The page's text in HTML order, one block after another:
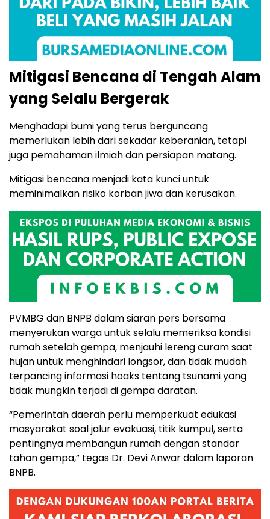
Mitigasi Bencana di Tengah Alam
yang Selalu Bergerak
Menghadapi bumi yang terus berguncang
memerlukan lebih dari sekadar keberanian, tetapi
juga pemahaman ilmiah dan persiapan matang.
Mitigasi bencana menjadi kata kunci untuk
meminimalkan risiko korban jiwa dan kerusakan.
PVMBG dan BNPB dalam siaran pers bersama
menyerukan warga untuk selalu memeriksa kondisi
rumah setelah gempa, menjauhi lereng curam saat
hujan untuk menghindari longsor, dan tidak mudah
terpancing informasi hoaks tentang tsunami yang
tidak mungkin terjadi di gempa daratan.
“Pemerintah daerah perlu memperkuat edukasi
masyarakat soal jalur evakuasi, titik kumpul, serta
pentingnya membangun rumah dengan standar
tahan gempa,” tegas Dr. Devi Anwar dalam laporan
BNPB.